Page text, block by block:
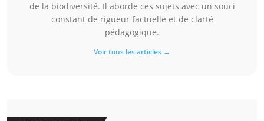
de la biodiversité. Il aborde ces sujets avec un souci
constant de rigueur factuelle et de clarté
pédagogique.
Voir tous les articles →